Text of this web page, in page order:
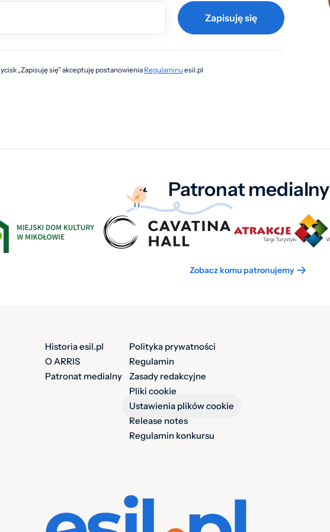
Zapisuję się
„Zapisuję się” akceptuję postanowienia Regulaminuesil.pl
Patronat medialny
Zobacz komu patronujemy
Historia esil.pl
O ARRIS
Patronat medialny
Polityka prywatności
Regulamin
Zasady redakcyjne
Pliki cookie
Ustawienia plików cookie
Release notes
Regulamin konkursu